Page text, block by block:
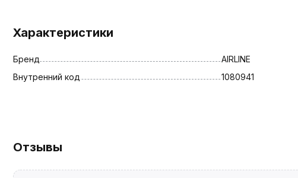
Характеристики
Бренд
AIRLINE
Внутренний код
1080941
Отзывы